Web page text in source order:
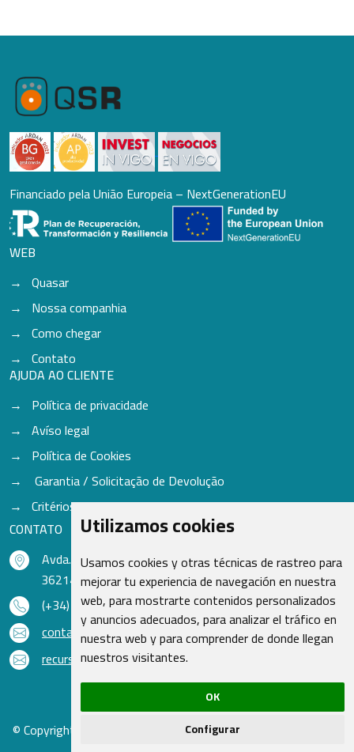
Utilizamos cookies
Usamos cookies y otras técnicas de rastreo para
mejorar tu experiencia de navegación en nuestra
web, para mostrarte contenidos personalizados
y anuncios adecuados, para analizar el tráfico en
nuestra web y para comprender de donde llegan
nuestros visitantes.
OK
Configurar
Financiado pela União Europeia – NextGenerationEU
WEB
Quasar
Nossa companhia
Como chegar
Contato
AJUDA AO CLIENTE
Política de privacidade
Avíso legal
Política de Cookies
Garantia / Solicitação de Devolução
Critérios para aceitação de Cores
CONTATO
Avda. do Freixo - Sardoma, 13
36214 Vigo - Pontevedra - Espanha
(+34) 986 48 16 33
contacto@qsr.es
recursoshumanos@qsr.es
© Copyright 2026 - Recambios Quasar S.L. | Todos os direitos